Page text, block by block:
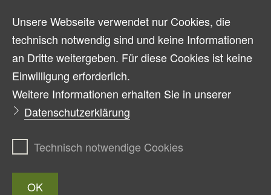
Unsere Webseite verwendet nur Cookies, die
technisch notwendig sind und keine Informationen
an Dritte weitergeben. Für diese Cookies ist keine
Einwilligung erforderlich.
Weitere Informationen erhalten Sie in unserer
Datenschutzerklärung
Technisch notwendige Cookies
OK